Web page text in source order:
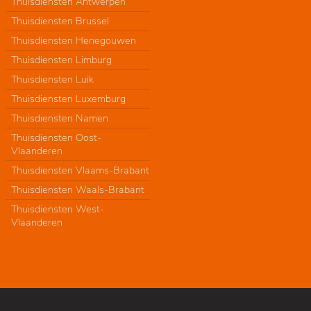
Thuisdiensten Brussel
Thuisdiensten Henegouwen
Thuisdiensten Limburg
Thuisdiensten Luik
Thuisdiensten Luxemburg
Thuisdiensten Namen
Thuisdiensten Oost-
Vlaanderen
Thuisdiensten Vlaams-Brabant
Thuisdiensten Waals-Brabant
Thuisdiensten West-
Vlaanderen